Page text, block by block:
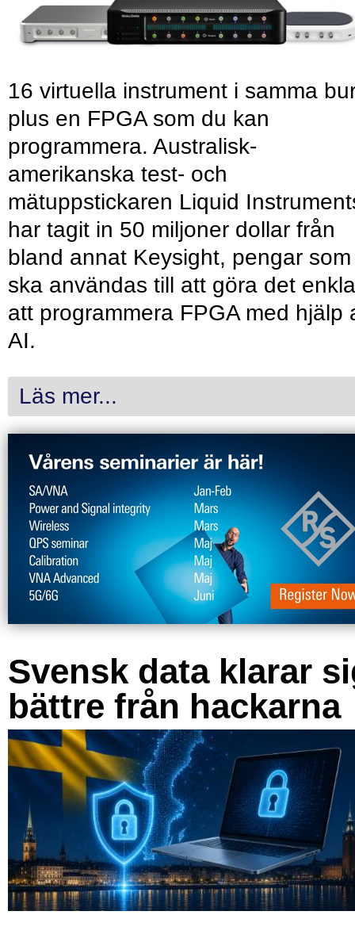
16 virtuella instrument i samma
plus en FPGA som du kan
programmera. Australisk-
amerikanska test- och
mätuppstickaren Liquid
har tagit in 50 miljoner dollar från
bland annat Keysight, pengar som
ska användas till att göra det
att programmera FPGA med hjälp
AI.
Läs mer...
Svensk data klarar
bättre från hackarna